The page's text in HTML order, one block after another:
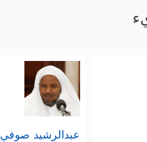
عبدالرشيد صوفي